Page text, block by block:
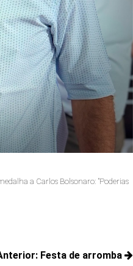
a Carlos Bolsonaro: "Poderias
Festa de arromba